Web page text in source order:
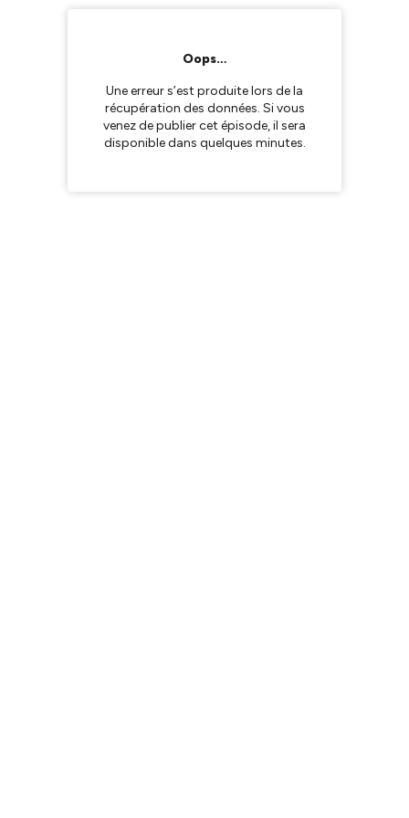
Oops…
Une erreur s’est produite lors de la
récupération des données. Si vous
venez de publier cet épisode, il sera
disponible dans quelques minutes.